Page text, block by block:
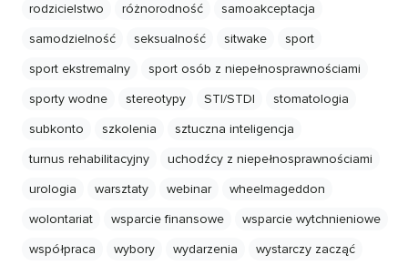
rodzicielstwo
różnorodność
samoakceptacja
samodzielność
seksualność sitwake
sport
sport ekstremalny
sport osób z niepełnosprawnościami
sporty wodne
stereotypy STI/STDI
stomatologia
subkonto
szkolenia
sztuczna inteligencja
turnus rehabilitacyjny
uchodźcy z niepełnosprawnościami
urologia
warsztaty webinar
wheelmageddon
wolontariat
wsparcie finansowe
wsparcie wytchnieniowe
współpraca
wybory wydarzenia
wystarczy zacząć